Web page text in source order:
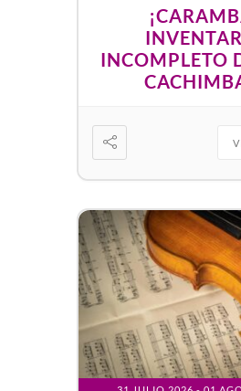
INCOMPLETO